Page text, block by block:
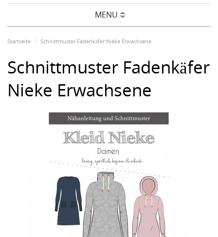
MENU
Startseite Schnittmuster Fadenkäfer Nieke Erwachsene
Schnittmuster Fadenkäfer
Nieke Erwachsene